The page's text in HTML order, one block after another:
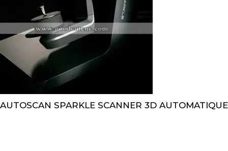
AUTOSCAN SPARKLE SCANNER 3D AUTOMATIQUE